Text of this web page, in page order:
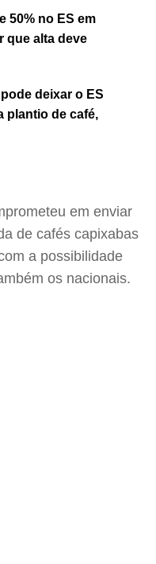
50% no ES em
que alta deve
deixar o ES
plantio de café,
em enviar
de cafés capixabas
a possibilidade
os nacionais.